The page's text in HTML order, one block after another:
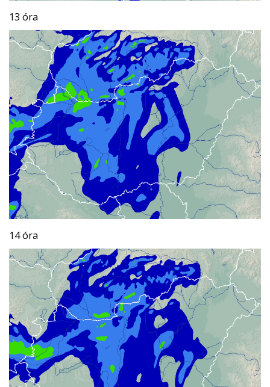
13 óra
14 óra